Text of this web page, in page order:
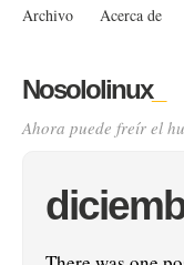
Archivo Acerca de
Nosololinux_
Ahora puede freír el